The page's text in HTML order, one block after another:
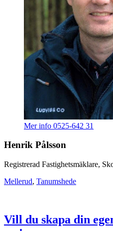
Mer info 0525-642 31
Henrik Pålsson
Registrerad Fastighetsmäklare,
Mellerud, Tanumshede
Vill du skapa din